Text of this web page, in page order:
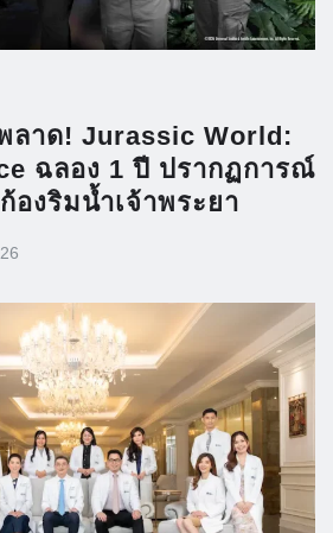
ลาด! Jurassic World:
ฉลอง 1 ปี ปรากฏการณ์
องริมน้ำเจ้าพระยา